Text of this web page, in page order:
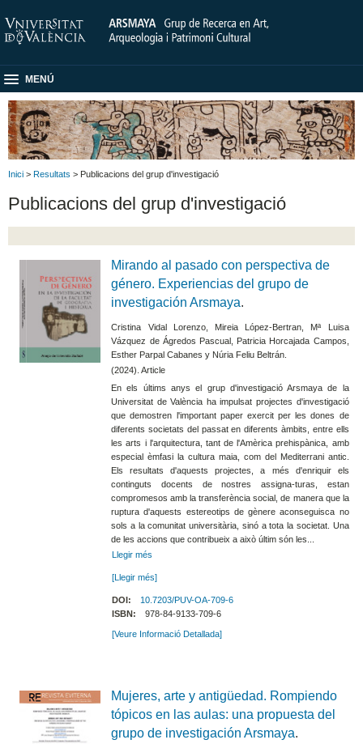
MENÚ
Inici > Resultats > Publicacions del grup d'investigació
Publicacions del grup d'investigació
Mirando al pasado con perspectiva de
género. Experiencias del grupo de
investigación Arsmaya.
Cristina Vidal Lorenzo, Mireia López-Bertran, Mª Luisa
Vázquez de Ágredos Pascual, Patricia Horcajada Campos,
Esther Parpal Cabanes y Núria Feliu Beltrán.
(2024). Article
En els últims anys el grup d'investigació Arsmaya de la
Universitat de València ha impulsat projectes d'investigació
que demostren l'important paper exercit per les dones de
diferents societats del passat en diferents àmbits, entre ells
les arts i l'arquitectura, tant de l'Amèrica prehispànica, amb
especial èmfasi la cultura maia, com del Mediterrani antic.
Els resultats d'aquests projectes, a més d'enriquir els
continguts docents de nostres assigna-turas, estan
compromesos amb la transferència social, de manera que la
ruptura d'aquests estereotips de gènere aconseguisca no
sols a la comunitat universitària, sinó a tota la societat. Una
de les accions que contribueix a això últim són les...
Llegir més
[Llegir més]
DOI:
10.7203/PUV-OA-709-6
ISBN:
978-84-9133-709-6
[Veure Informació Detallada]
Mujeres, arte y antigüedad. Rompiendo
tópicos en las aulas: una propuesta del
grupo de investigación Arsmaya.